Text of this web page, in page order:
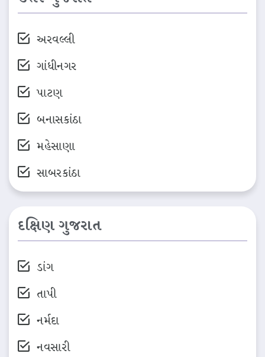
અરવલ્લી
ગાંધીનગર
પાટણ
બનાસકાંઠા
મહેસાણા
સાબરકાંઠા
દક્ષિણ ગુજરાત
ડાંગ
તાપી
નર્મદા
નવસારી